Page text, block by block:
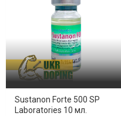
Sustanon Forte 500 SP
Laboratories 10 мл.